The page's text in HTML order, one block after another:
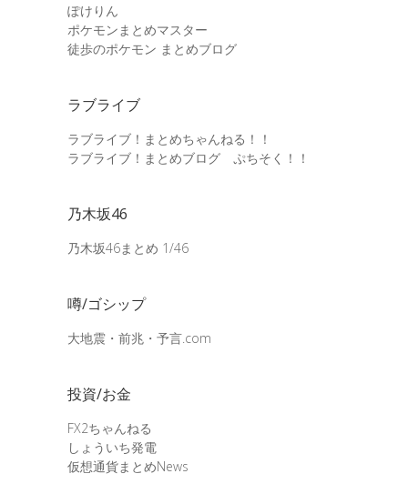
ぽけりん
ポケモンまとめマスター
徒歩のポケモン まとめブログ
ラブライブ
ラブライブ！まとめちゃんねる！！
ラブライブ！まとめブログ ぷちそく！！
乃木坂46
乃木坂46まとめ 1/46
噂/ゴシップ
大地震・前兆・予言.com
投資/お金
FX2ちゃんねる
しょういち発電
仮想通貨まとめNews